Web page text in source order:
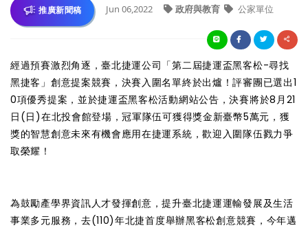
推廣新聞稿 Jun 06,2022 政府與教育 公家單位
經過預賽激烈角逐，臺北捷運公司「第二屆捷運盃黑客松-尋找
黑捷客」創意提案競賽，決賽入圍名單終於出爐！評審團已選出1
0項優秀提案，並於捷運盃黑客松活動網站公告，決賽將於8月21
日(日)在北投會館登場，冠軍隊伍可獲得獎金新臺幣5萬元，獲
獎的智慧創意未來有機會應用在捷運系統，歡迎入圍隊伍戮力爭
取榮耀！
為鼓勵產學界資訊人才發揮創意，提升臺北捷運運輸發展及生活
事業多元服務，去(110)年北捷首度舉辦黑客松創意競賽，今年邁